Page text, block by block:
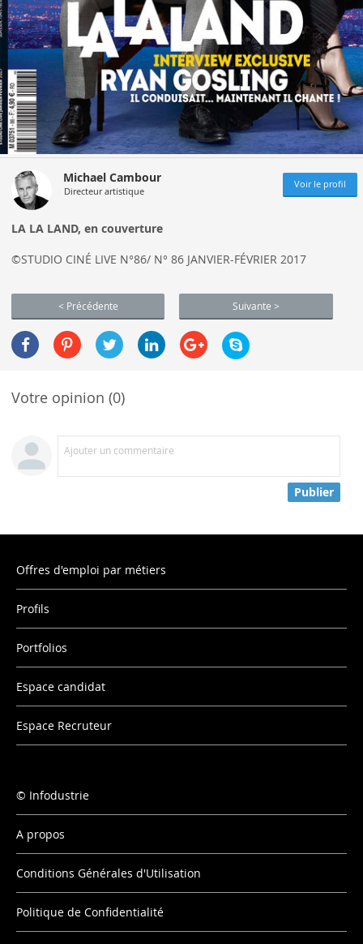
Michael Cambour
Directeur artistique
Voir le profil
LA LA LAND, en couverture
©STUDIO CINÉ LIVE N°86/ N° 86 JANVIER-FÉVRIER 2017
< Précédente Suivante >
Votre opinion (0)
Ajouter un commentaire
Publier
Offres d'emploi par métiers
Profils
Portfolios
Espace candidat
Espace Recruteur
Infodustrie
A propos
Conditions Générales d'Utilisation
Politique de Confidentialité